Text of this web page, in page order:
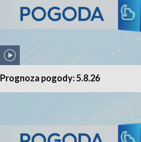
Prognoza pogody: 5.8.26